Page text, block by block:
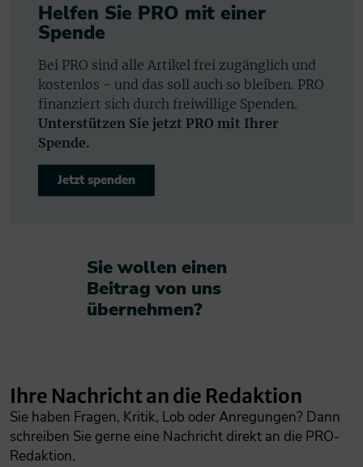
Helfen Sie PRO mit einer
Spende
Bei PRO sind alle Artikel frei zugänglich und
kostenlos - und das soll auch so bleiben. PRO
finanziert sich durch freiwillige Spenden.
Unterstützen Sie jetzt PRO mit Ihrer
Spende.
Jetzt spenden
Sie wollen einen
Beitrag von uns
übernehmen?​
Ihre Nachricht an die Redaktion
Sie haben Fragen, Kritik, Lob oder Anregungen? Dann
schreiben Sie gerne eine Nachricht direkt an die PRO-
Redaktion.